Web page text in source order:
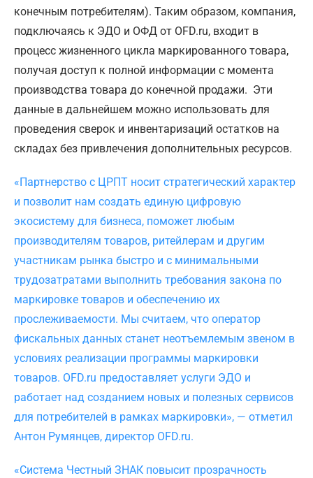
конечным потребителям). Таким образом, компания,
подключаясь к ЭДО и ОФД от OFD.ru, входит в
процесс жизненного цикла маркированного товара,
получая доступ к полной информации с момента
производства товара до конечной продажи. Эти
данные в дальнейшем можно использовать для
проведения сверок и инвентаризаций остатков на
складах без привлечения дополнительных ресурсов.
«Партнерство с ЦРПТ носит стратегический характер
и позволит нам создать единую цифровую
экосистему для бизнеса, поможет любым
производителям товаров, ритейлерам и другим
участникам рынка быстро и с минимальными
трудозатратами выполнить требования закона по
маркировке товаров и обеспечению их
прослеживаемости. Мы считаем, что оператор
фискальных данных станет неотъемлемым звеном в
условиях реализации программы маркировки
товаров. OFD.ru предоставляет услуги ЭДО и
работает над созданием новых и полезных сервисов
для потребителей в рамках маркировки», — отметил
Антон Румянцев, директор OFD.ru.
«Система Честный ЗНАК повысит прозрачность